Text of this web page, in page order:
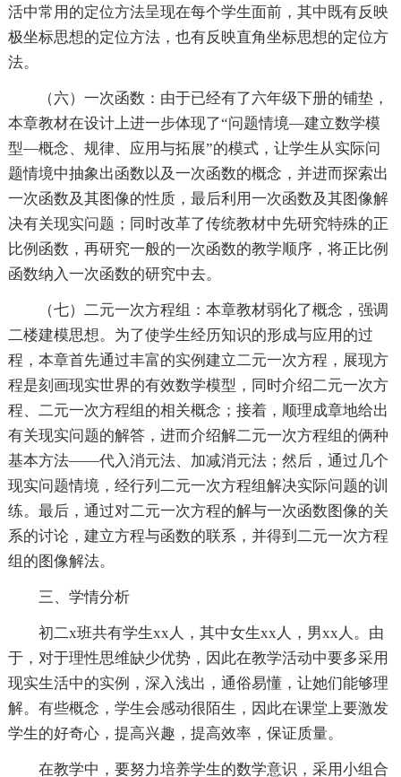
活中常用的定位方法呈现在每个学生面前，其中既有反映
极坐标思想的定位方法，也有反映直角坐标思想的定位方
法。
（六）一次函数：由于已经有了六年级下册的铺垫，
本章教材在设计上进一步体现了“问题情境—建立数学模
型—概念、规律、应用与拓展”的模式，让学生从实际问
题情境中抽象出函数以及一次函数的概念，并进而探索出
一次函数及其图像的性质，最后利用一次函数及其图像解
决有关现实问题；同时改革了传统教材中先研究特殊的正
比例函数，再研究一般的一次函数的教学顺序，将正比例
函数纳入一次函数的研究中去。
（七）二元一次方程组：本章教材弱化了概念，强调
二楼建模思想。为了使学生经历知识的形成与应用的过
程，本章首先通过丰富的实例建立二元一次方程，展现方
程是刻画现实世界的有效数学模型，同时介绍二元一次方
程、二元一次方程组的相关概念；接着，顺理成章地给出
有关现实问题的解答，进而介绍解二元一次方程组的俩种
基本方法——代入消元法、加减消元法；然后，通过几个
现实问题情境，经行列二元一次方程组解决实际问题的训
练。最后，通过对二元一次方程的解与一次函数图像的关
系的讨论，建立方程与函数的联系，并得到二元一次方程
组的图像解法。
三、学情分析
初二x班共有学生xx人，其中女生xx人，男xx人。由
于，对于理性思维缺少优势，因此在教学活动中要多采用
现实生活中的实例，深入浅出，通俗易懂，让她们能够理
解。有些概念，学生会感动很陌生，因此在课堂上要激发
学生的好奇心，提高兴趣，提高效率，保证质量。
在教学中，要努力培养学生的数学意识，采用小组合